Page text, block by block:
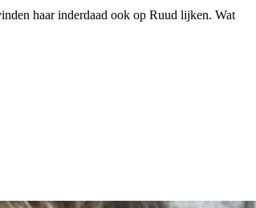
haar inderdaad ook op Ruud lijken. Wat